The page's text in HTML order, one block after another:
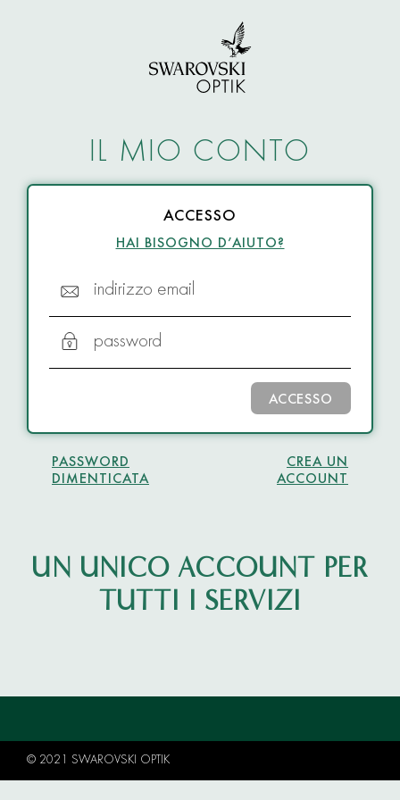
IL MIO CONTO
ACCESSO
HAI BISOGNO D’AIUTO?
indirizzo email
password
ACCESSO
PASSWORD
DIMENTICATA
CREA UN
ACCOUNT
UN UNICO ACCOUNT PER
TUTTI I SERVIZI
© 2021 SWAROVSKI OPTIK